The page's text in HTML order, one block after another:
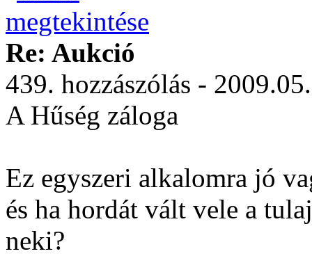
Re: Aukció
439. hozzászólás -
A Hűség záloga
Ez egyszeri alkalomra jó
és ha hordát vált vele a
neki?